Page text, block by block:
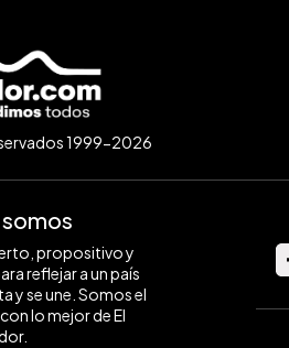
1999-2026
propositivo y
reflejar a un país
y se une. Somos el
lo mejor de El